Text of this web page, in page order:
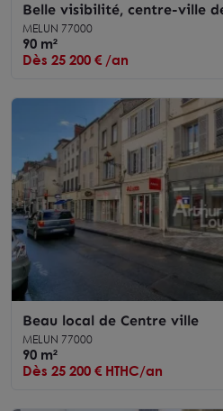
Belle visibilité, centre-ville
/ A LOUER
MELUN 77000
90 m²
Dès 25 200 € /an
Beau local de Centre ville
MELUN 77000
90 m²
Dès 25 200 € HTHC/an